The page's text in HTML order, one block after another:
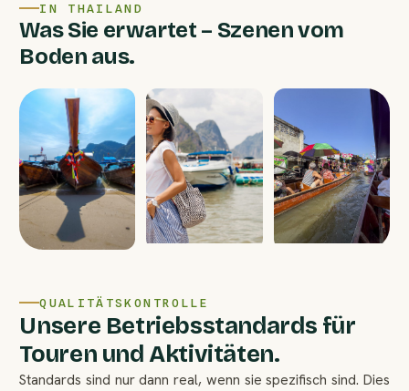
IN THAILAND
Was Sie erwartet – Szenen vom
Boden aus.
QUALITÄTSKONTROLLE
Unsere Betriebsstandards für
Touren und Aktivitäten.
Standards sind nur dann real, wenn sie spezifisch sind. Dies